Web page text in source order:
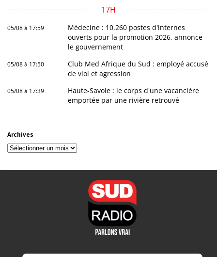
17H
05/08 à 17:59
Médecine : 10.260 postes d'internes
ouverts pour la promotion 2026, annonce
le gouvernement
05/08 à 17:50
Club Med Afrique du Sud : employé accusé
de viol et agression
05/08 à 17:39
Haute-Savoie : le corps d'une vacancière
emportée par une rivière retrouvé
Archives
Archives